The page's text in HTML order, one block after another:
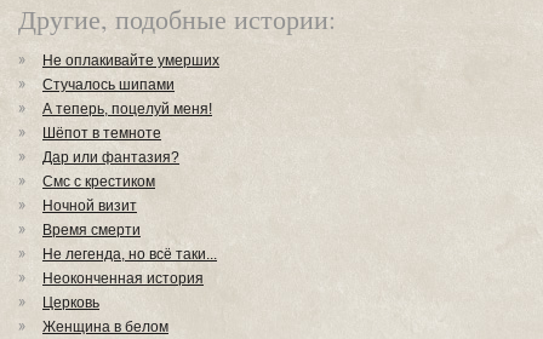
Другие, подобные истории:
Не оплакивайте умерших
Стучалось шипами
А теперь, поцелуй меня!
Шёпот в темноте
Дар или фантазия?
Смс с крестиком
Ночной визит
Время смерти
Не легенда, но всё таки...
Неоконченная история
Церковь
Женщина в белом